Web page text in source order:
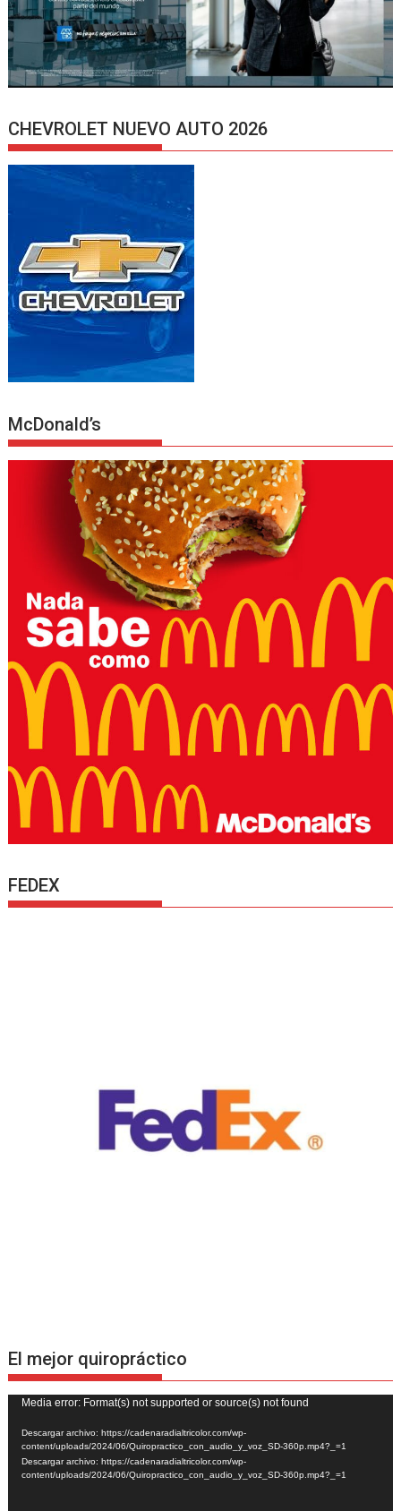
CHEVROLET NUEVO AUTO 2026
McDonald’s
FEDEX
El mejor quiropráctico
Reproductor
de
vídeo
Media error: Format(s) not supported or source(s) not found
Descargar archivo: https://cadenaradialtricolor.com/wp-
content/uploads/2024/06/Quiropractico_con_audio_y_voz_SD-360p.mp4?_=1
Descargar archivo: https://cadenaradialtricolor.com/wp-
content/uploads/2024/06/Quiropractico_con_audio_y_voz_SD-360p.mp4?_=1